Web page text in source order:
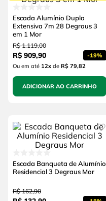
Escada Alumínio Dupla
Extensiva 7m 28 Degraus 3
em 1 Mor
R$ 1.119,00
R$ 909,90 -19%
Ou em até 12xde R$ 79,82
ADICIONAR AO CARRINHO
Escada Banqueta de Alumínio
Residencial 3 Degraus Mor
R$ 162,90